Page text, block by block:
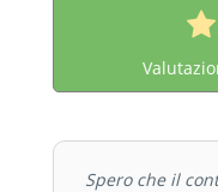
servizi da hotel
Spero che il